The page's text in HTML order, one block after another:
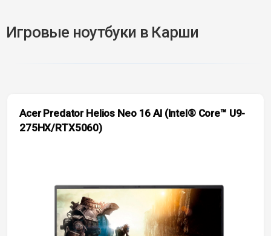
Игровые ноутбуки в Карши
Acer Predator Helios Neo 16 AI (Intel® Core™ U9-
275HX/RTX5060)